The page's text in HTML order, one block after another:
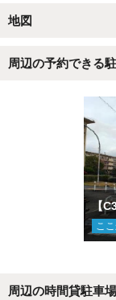
地図
周辺の予約できる
こ
周辺の時間貸駐車場